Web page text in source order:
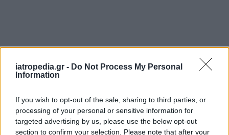
iatropedia.gr - Do Not Process My Personal
Information
If you wish to opt-out of the sale, sharing to third parties, or
processing of your personal or sensitive information for
targeted advertising by us, please use the below opt-out
section to confirm your selection. Please note that after your
ΕΦΗΜΕΡΕΥΟΝΤΑ ΝΟΣΟΚΟΜΕΙΑ